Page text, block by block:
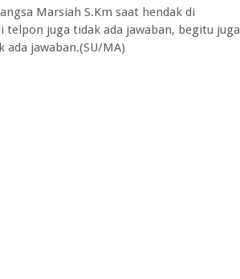
Marsiah S.Km saat hendak di
juga tidak ada jawaban, begitu juga
jawaban.(SU/MA)